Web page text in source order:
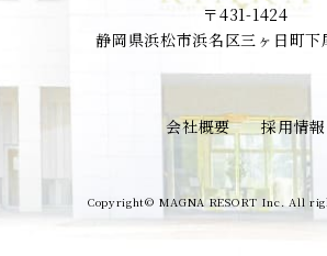
〒431-1424
静岡県浜松市浜名区三ヶ日町下
会社概要 採用情報
Copyright© MAGNA RESORT Inc. All